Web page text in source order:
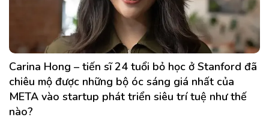
Carina Hong – tiến sĩ 24 tuổi bỏ học ở Stanford đã
chiêu mộ được những bộ óc sáng giá nhất của
META vào startup phát triển siêu trí tuệ như thế
nào?